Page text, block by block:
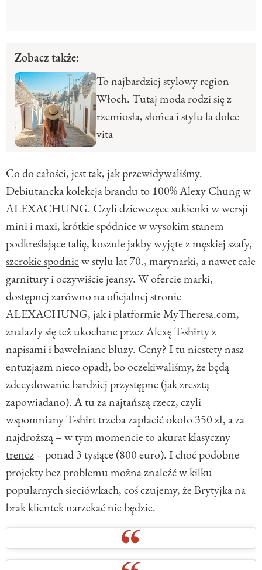
Zobacz także:
To najbardziej stylowy region
Włoch. Tutaj moda rodzi się z
rzemiosła, słońca i stylu la dolce
vita
Co do całości, jest tak, jak przewidywaliśmy.
Debiutancka kolekcja brandu to 100% Alexy Chung w
ALEXACHUNG. Czyli dziewczęce sukienki w wersji
mini i maxi, krótkie spódnice w wysokim stanem
podkreślające talię, koszule jakby wyjęte z męskiej szafy,
szerokie spodniew stylu lat 70., marynarki, a nawet całe
garnitury i oczywiście jeansy. W ofercie marki,
dostępnej zarówno na oficjalnej stronie
ALEXACHUNG, jak i platformie MyTheresa.com,
znalazły się też ukochane przez Alexę T-shirty z
napisami i bawełniane bluzy. Ceny? I tu niestety nasz
entuzjazm nieco opadł, bo oczekiwaliśmy, że będą
zdecydowanie bardziej przystępne (jak zresztą
zapowiadano). A tu za najtańszą rzecz, czyli
wspomniany T-shirt trzeba zapłacić około 350 zł, a za
najdroższą – w tym momencie to akurat klasyczny
trencz– ponad 3 tysiące (800 euro). I choć podobne
projekty bez problemu można znaleźć w kilku
popularnych sieciówkach, coś czujemy, że Brytyjka na
brak klientek narzekać nie będzie.